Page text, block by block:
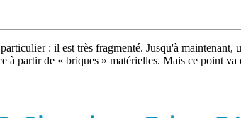
: il est très fragmenté. Jusqu'à
partir de « briques » matérielles. Mais ce point